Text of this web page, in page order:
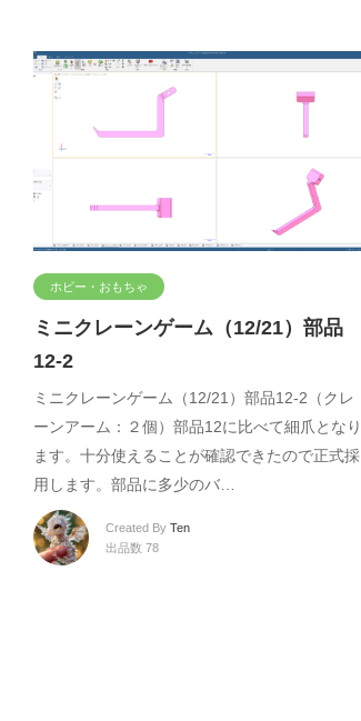
ホビー・おもちゃ
ミニクレーンゲーム（12/21）部品
12-2
ミニクレーンゲーム（12/21）部品12-2（クレ
ーンアーム：２個）部品12に比べて細爪となり
ます。十分使えることが確認できたので正式採
用します。部品に多少のバ…
Created By Ten
出品数 78